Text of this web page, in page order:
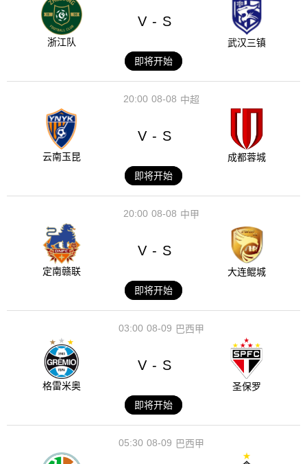
浙江队
V - S
武汉三镇
即将开始
08-08
20:00 中超
云南玉昆
V - S
成都蓉城
即将开始
08-08
20:00 中甲
定南赣联
V - S
大连鲲城
即将开始
08-09
03:00 巴西甲
格雷米奥
V - S
圣保罗
即将开始
08-09
05:30 巴西甲